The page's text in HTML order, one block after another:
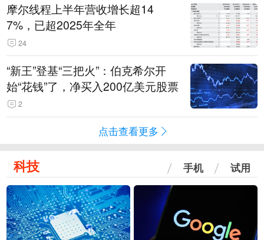
摩尔线程上半年营收增长超14
7%，已超2025年全年
24
“新王”登基“三把火”：伯克希尔开
始“花钱”了，净买入200亿美元股票
2
点击查看更多
科技 手机 试用